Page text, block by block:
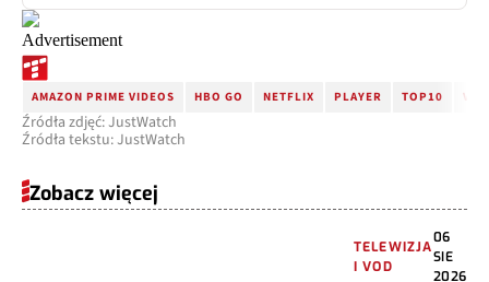
Źródła zdjęć: JustWatch
Źródła tekstu: JustWatch
Zobacz więcej
TELEWIZJA
I VOD
06
SIE
2026